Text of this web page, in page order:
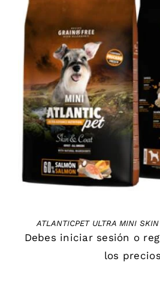
DETAILS
ATLANTICPET ULTRA MINI
Debes iniciar sesión o
los